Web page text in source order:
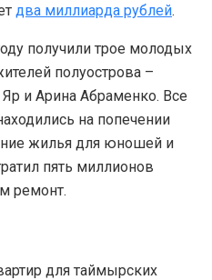
два миллиарда рублей.
получили трое молодых
полуострова –
и Арина Абраменко. Все
на попечении
жилья для юношей и
пять миллионов
ремонт.
для таймырских